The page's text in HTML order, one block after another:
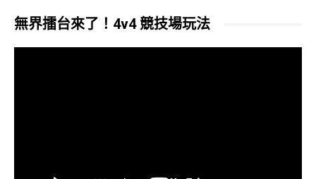
無界擂台來了！4v4 競技場玩法